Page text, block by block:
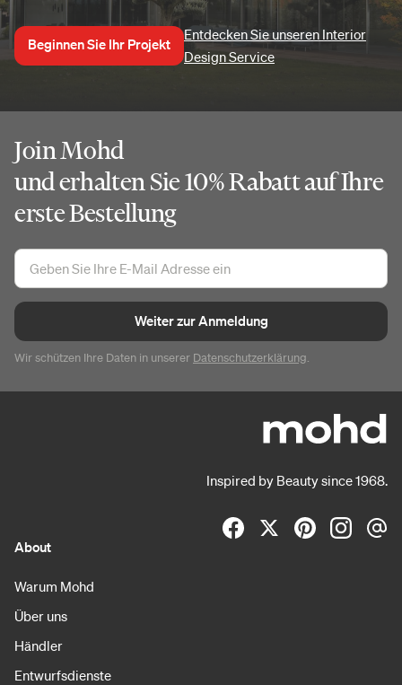
Beginnen Sie Ihr Projekt
Entdecken Sie unseren Interior
Design Service
Join Mohd
und erhalten Sie 10% Rabatt auf Ihre
erste Bestellung
Weiter zur Anmeldung
Wir schützen Ihre Daten in unserer Datenschutzerklärung.
Inspired by Beauty since 1968.
About
Warum Mohd
Über uns
Händler
Entwurfsdienste